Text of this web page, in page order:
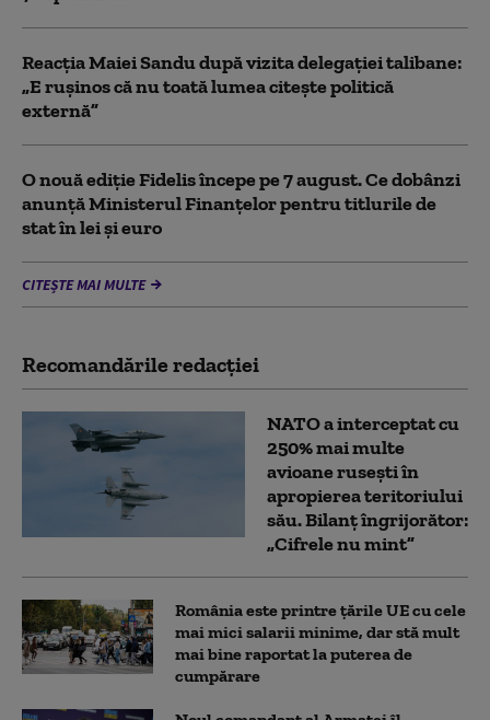
Reacția Maiei Sandu după vizita delegaţiei talibane:
„E ruşinos că nu toată lumea citeşte politică
externă”
O nouă ediție Fidelis începe pe 7 august. Ce dobânzi
anunță Ministerul Finanțelor pentru titlurile de
stat în lei și euro
CITEȘTE MAI MULTE
Recomandările redacţiei
NATO a interceptat cu
250% mai multe
avioane rusești în
apropierea teritoriului
său. Bilanț îngrijorător:
„Cifrele nu mint”
România este printre țările UE cu cele
mai mici salarii minime, dar stă mult
mai bine raportat la puterea de
cumpărare